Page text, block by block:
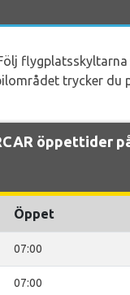
trycker du
öppettider
Öppet
07:00
07:00